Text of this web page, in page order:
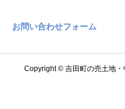
お問い合わせフォーム
Copyright © 吉田町の売土地